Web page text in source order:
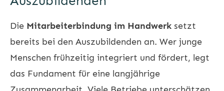
Die Mitarbeiterbindung im Handwerk setzt
bereits bei den Auszubildenden an. Wer junge
Menschen frühzeitig integriert und fördert, legt
das Fundament für eine langjährige